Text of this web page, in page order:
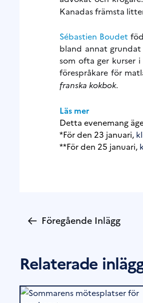
Kanadas främsta
Sébastien Boudet
bland annat
som ofta ger kurser
förespråkare för
franska kokbok.
Läs mer
Detta evenemang
*För den 23 januari,
**För den 25 januari,
← Föregående Inlägg
Relaterade